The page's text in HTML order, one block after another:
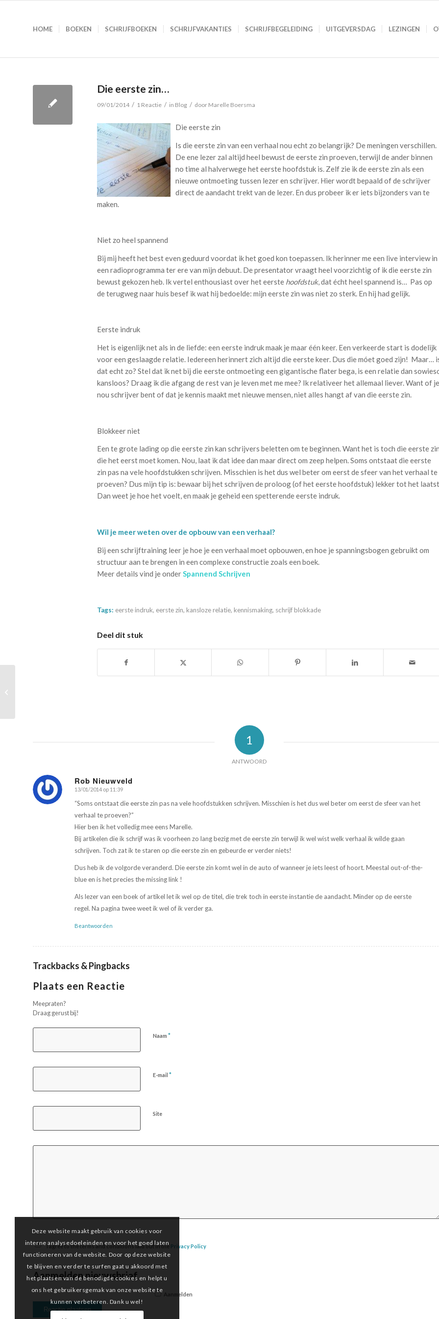
HOME BOEKEN SCHRIJFBOEKEN SCHRIJFVAKANTIES SCHRIJFBEGELEIDING UITGEVERSDAG LEZINGEN
Die eerste zin…
09/01/2014 / 1 Reactie / in Blog / door Marelle Boersma
Die eerste zin
Is die eerste zin van een verhaal nou echt zo belangrijk? De meningen verschillen.
De ene lezer zal altijd heel bewust de eerste zin proeven, terwijl de ander binnen
no time al halverwege het eerste hoofdstuk is. Zelf zie ik de eerste zin als een
nieuwe ontmoeting tussen lezer en schrijver. Hier wordt bepaald of de schrijver
direct de aandacht trekt van de lezer. En dus probeer ik er iets bijzonders van te
maken.
Niet zo heel spannend
Bij mij heeft het best even geduurd voordat ik het goed kon toepassen. Ik herinner me een live interview in
een radioprogramma ter ere van mijn debuut. De presentator vraagt heel voorzichtig of ik die eerste zin
bewust gekozen heb. Ik vertel enthousiast over het eerste hoofdstuk, dat écht heel spannend is… Pas op
de terugweg naar huis besef ik wat hij bedoelde: mijn eerste zin was niet zo sterk. En hij had gelijk.
Eerste indruk
Het is eigenlijk net als in de liefde: een eerste indruk maak je maar één keer. Een verkeerde start is dodelijk
voor een geslaagde relatie. Iedereen herinnert zich altijd die eerste keer. Dus die móet goed zijn! Maar…
dat echt zo? Stel dat ik net bij die eerste ontmoeting een gigantische flater bega, is een relatie dan
kansloos? Draag ik die afgang de rest van je leven met me mee? Ik relativeer het allemaal liever. Want of je
nou schrijver bent of dat je kennis maakt met nieuwe mensen, niet alles hangt af van die eerste zin.
Blokkeer niet
Een te grote lading op die eerste zin kan schrijvers beletten om te beginnen. Want het is toch die eerste
die het eerst moet komen. Nou, laat ik dat idee dan maar direct om zeep helpen. Soms ontstaat die eerste
zin pas na vele hoofdstukken schrijven. Misschien is het dus wel beter om eerst de sfeer van het verhaal te
proeven? Dus mijn tip is: bewaar bij het schrijven de proloog (of het eerste hoofdstuk) lekker tot het
Dan weet je hoe het voelt, en maak je geheid een spetterende eerste indruk.
Wil je meer weten over de opbouw van een verhaal?
Bij een schrijftraining leer je hoe je een verhaal moet opbouwen, en hoe je spanningsbogen gebruikt om
structuur aan te brengen in een complexe constructie zoals een boek.
Meer details vind je onder Spannend Schrijven
Tags: eerste indruk, eerste zin, kansloze relatie, kennismaking, schrijf blokkade
Deel dit stuk
1
ANTWOORD
Rob Nieuwveld
zegt:
13/01/2014 op 11:39
“Soms ontstaat die eerste zin pas na vele hoofdstukken schrijven. Misschien is het dus wel beter om eerst de sfeer van het
verhaal te proeven?”
Hier ben ik het volledig mee eens Marelle.
Bij artikelen die ik schrijf was ik voorheen zo lang bezig met de eerste zin terwijl ik wel wist welk verhaal ik wilde gaan
schrijven. Toch zat ik te staren op die eerste zin en gebeurde er verder niets!
Dus heb ik de volgorde veranderd. Die eerste zin komt wel in de auto of wanneer je iets leest of hoort. Meestal out-of-the-
blue en is het precies the missing link !
Als lezer van een boek of artikel let ik wel op de titel, die trek toch in eerste instantie de aandacht. Minder op de eerste
regel. Na pagina twee weet ik wel of ik verder ga.
Beantwoorden
Trackbacks & Pingbacks
Plaats een Reactie
Meepraten?
Draag gerust bij!
Naam *
E-mail *
Site
I agree to the terms and conditions laid out in the Privacy Policy
Aanmelden nieuwsbrief
Aanmelden
Deze website maakt gebruik van cookies voor
interne analysedoeleinden en voor het goed laten
functioneren van de website. Door op deze website
te blijven en verder te surfen gaat u akkoord met
het plaatsen van de benodigde cookies en helpt u
ons het gebruikersgemak van onze website te
kunnen verbeteren. Dank u wel!